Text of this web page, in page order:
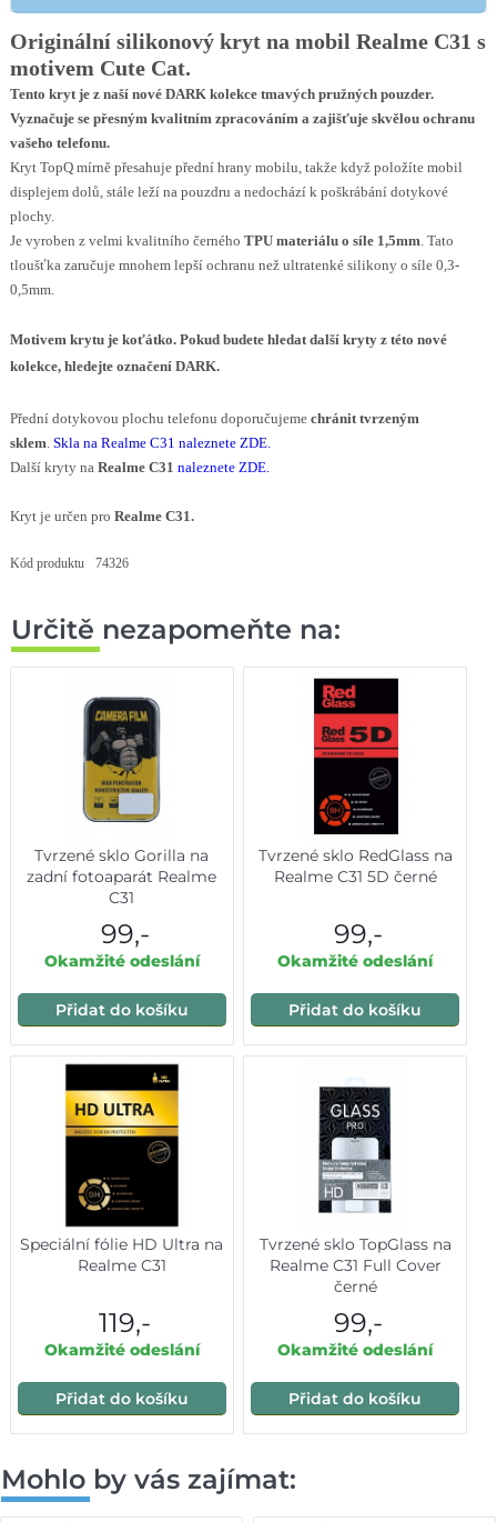
Originální silikonový kryt na mobil Realme C31 s
motivem Cute Cat.
Tento kryt je z naší nové DARK kolekce tmavých pružných pouzder.
Vyznačuje se přesným kvalitním zpracováním a zajišťuje skvělou ochranu
vašeho telefonu.
Kryt TopQ mírně přesahuje přední hrany mobilu, takže když položíte mobil
displejem dolů, stále leží na pouzdru a nedochází k poškrábání dotykové
plochy.
Je vyroben z velmi kvalitního černého TPU materiálu o síle 1,5mm . Tato
tloušťka zaručuje mnohem lepší ochranu než ultratenké silikony o síle 0,3-
0,5mm.
Motivem krytu je koťátko. Pokud budete hledat další kryty z této nové
kolekce, hledejte označení DARK.
Přední dotykovou plochu telefonu doporučujeme chránit tvrzeným
sklem Skla na Realme C31 naleznete ZDE.
Další kryty na Realme C31 naleznete ZDE.
Kryt je určen pro Realme C31.
Kód produktu 74326
Určitě nezapomeňte na:
Tvrzené sklo Gorilla na
zadní fotoaparát Realme
C31
99,-
Okamžité odeslání
Přidat do košíku
Tvrzené sklo RedGlass na
Realme C31 5D černé
99,-
Okamžité odeslání
Přidat do košíku
Speciální fólie HD Ultra na
Realme C31
119,-
Okamžité odeslání
Přidat do košíku
Tvrzené sklo TopGlass na
Realme C31 Full Cover
černé
99,-
Okamžité odeslání
Přidat do košíku
Mohlo by vás zajímat: